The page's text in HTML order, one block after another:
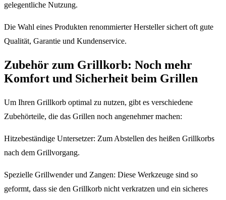
gelegentliche Nutzung.
Die Wahl eines Produkten renommierter Hersteller sichert oft gute
Qualität, Garantie und Kundenservice.
Zubehör zum Grillkorb: Noch mehr
Komfort und Sicherheit beim Grillen
Um Ihren Grillkorb optimal zu nutzen, gibt es verschiedene
Zubehörteile, die das Grillen noch angenehmer machen:
Hitzebeständige Untersetzer: Zum Abstellen des heißen Grillkorbs
nach dem Grillvorgang.
Spezielle Grillwender und Zangen: Diese Werkzeuge sind so
geformt, dass sie den Grillkorb nicht verkratzen und ein sicheres